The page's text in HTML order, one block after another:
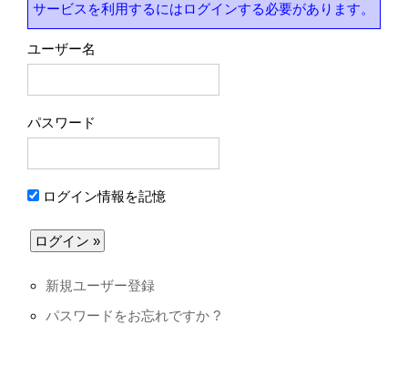
サービスを利用するにはログインする必要があります。
ユーザー名
パスワード
ログイン情報を記憶
新規ユーザー登録
パスワードをお忘れですか ?